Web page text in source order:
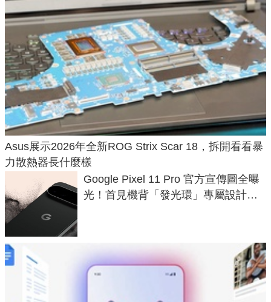
Asus展示2026年全新ROG Strix Scar 18，拆開看看暴
力散熱器長什麼樣
Google Pixel 11 Pro 官方宣傳圖全曝
光！首見機背「發光環」專屬設計、